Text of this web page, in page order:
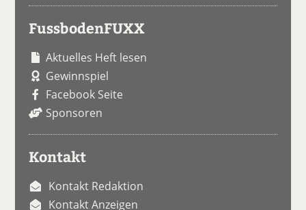
FussbodenFUXX
Aktuelles Heft lesen
Gewinnspiel
Facebook Seite
Sponsoren
Kontakt
Kontakt Redaktion
Kontakt Anzeigen